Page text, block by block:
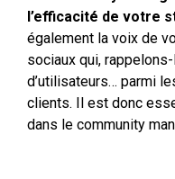
l’efficacité de votre
également la voix de
sociaux qui,
d’utilisateurs… parmi
clients. Il est donc
dans le community